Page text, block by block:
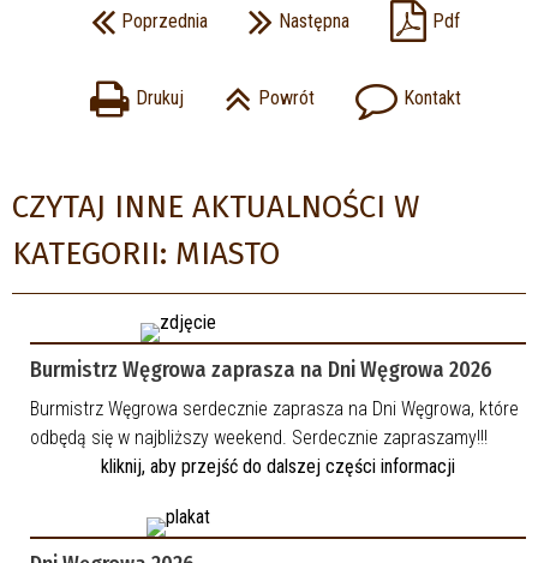
Poprzednia Następna Pdf
Drukuj Powrót Kontakt
CZYTAJ INNE AKTUALNOŚCI W
KATEGORII: MIASTO
Burmistrz Węgrowa zaprasza na Dni Węgrowa 2026
Burmistrz Węgrowa serdecznie zaprasza na Dni Węgrowa, które
odbędą się w najbliższy weekend. Serdecznie zapraszamy!!!
kliknij, aby przejść do dalszej części informacji